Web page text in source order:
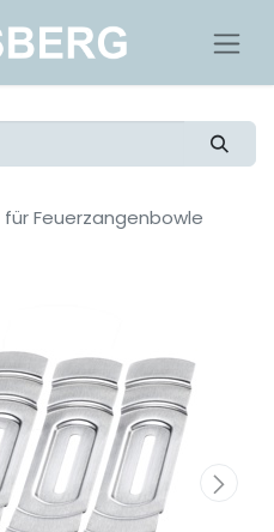
Feuerzangenbowle